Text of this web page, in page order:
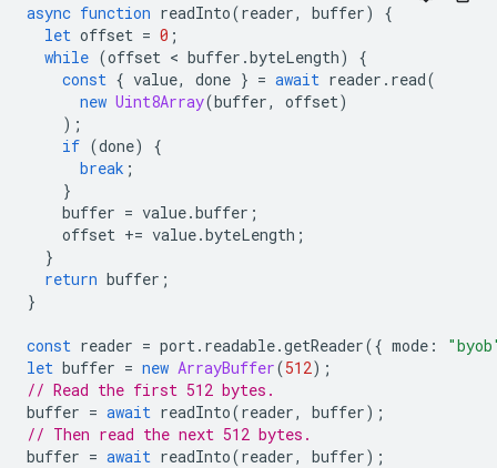
async function readInto(reader, buffer)
{
let offset = 0 ;
while (offset < buffer .byteLength)
{
const { value, done } = await reader . read(
new Uint8Array(buffer, offset)
);
if (done)
{
break ;
}
buffer = value.buffer ;
offset += value.byteLength ;
}
return buffer ;
}
const reader = port. readable.getReader({ mode :
let buffer = new ArrayBuffer(512);
// Read the first 512 bytes.
buffer = await readInto(reader, buffer);
// Then read the next 512 bytes.
buffer = await readInto(reader, buffer);